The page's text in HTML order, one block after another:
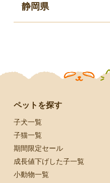
静岡県
ペットを探す
子犬一覧
子猫一覧
期間限定セール
成長値下げした子一覧
小動物一覧